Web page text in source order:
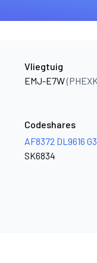
Vliegtuig
EMJ-E7W
Codeshares
AF8372 DL9616
SK6834